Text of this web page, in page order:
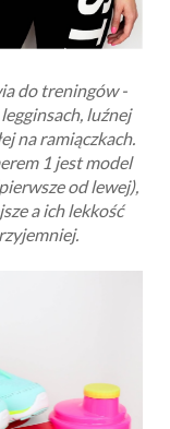
do treningów -
luźnej
na ramiączkach.
1 jest model
od lewej),
a ich lekkość